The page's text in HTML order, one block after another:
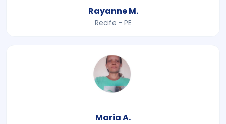
Rayanne M.
Recife - PE
Maria A.